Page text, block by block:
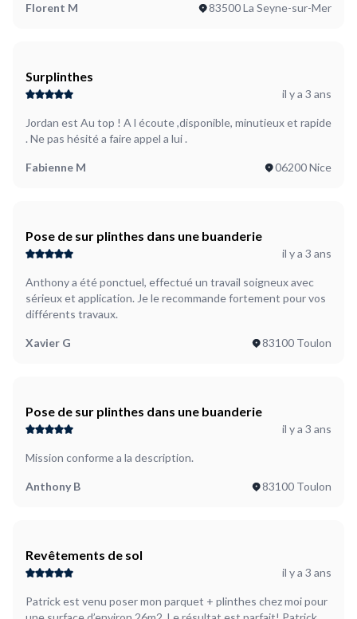
Florent M 83500 La Seyne-sur-Mer
Surplinthes
il y a 3 ans
Jordan est Au top ! A l écoute ,disponible, minutieux et rapide
. Ne pas hésité a faire appel a lui .
Fabienne M 06200 Nice
Pose de sur plinthes dans une buanderie
il y a 3 ans
Anthony a été ponctuel, effectué un travail soigneux avec
sérieux et application. Je le recommande fortement pour vos
différents travaux.
Xavier G 83100 Toulon
Pose de sur plinthes dans une buanderie
il y a 3 ans
Mission conforme a la description.
Anthony B 83100 Toulon
Revêtements de sol
il y a 3 ans
Patrick est venu poser mon parquet + plinthes chez moi pour